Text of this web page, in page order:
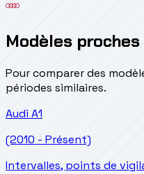
Modèles proches
Pour comparer des
périodes similaires.
Audi A1
(2010 - Présent)
Intervalles, points de